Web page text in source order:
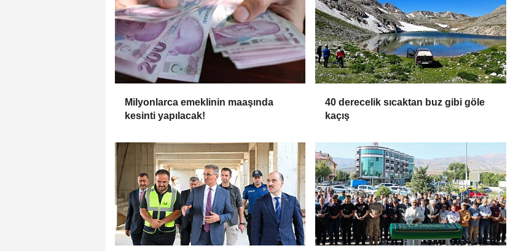
Milyonlarca emeklinin maaşında
kesinti yapılacak!
40 derecelik sıcaktan buz gibi göle
kaçış